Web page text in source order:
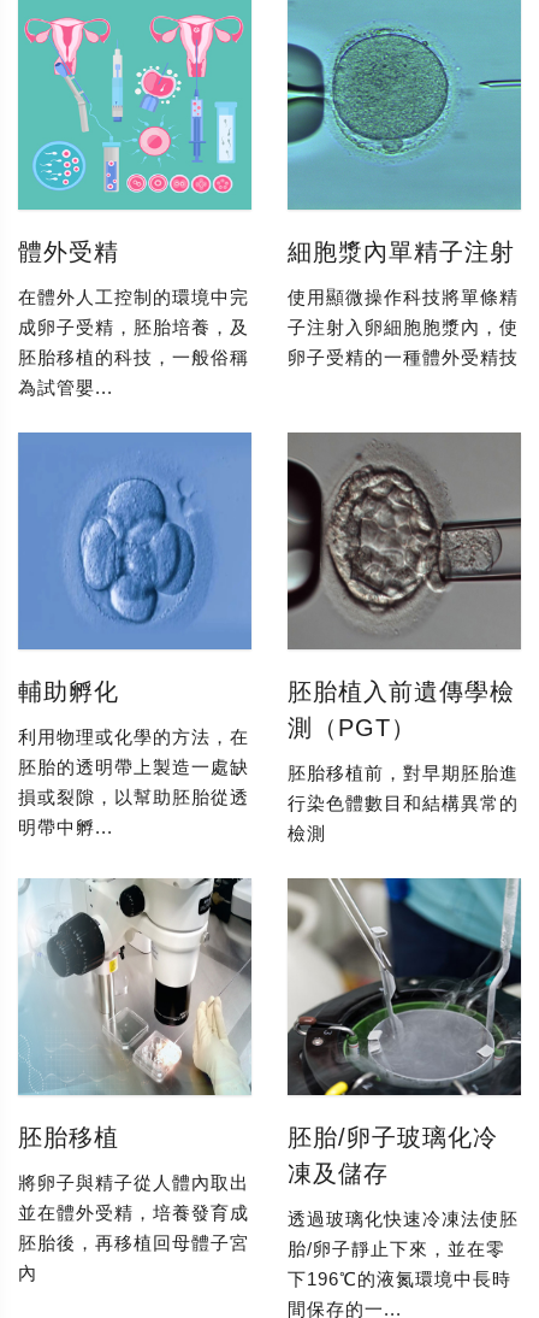
體外受精
在體外人工控制的環境中完
成卵子受精，胚胎培養，及
胚胎移植的科技，一般俗稱
為試管嬰...
細胞漿內單精子注射
使用顯微操作科技將單條精
子注射入卵細胞胞漿內，使
卵子受精的一種體外受精技
輔助孵化
利用物理或化學的方法，在
胚胎的透明帶上製造一處缺
損或裂隙，以幫助胚胎從透
明帶中孵...
胚胎植入前遺傳學檢
測（PGT）
胚胎移植前，對早期胚胎進
行染色體數目和結構異常的
檢測
胚胎移植
將卵子與精子從人體內取出
並在體外受精，培養發育成
胚胎後，再移植回母體子宮
內
胚胎/卵子玻璃化冷
凍及儲存
透過玻璃化快速冷凍法使胚
胎/卵子靜止下來，並在零
下196℃的液氮環境中長時
間保存的一...